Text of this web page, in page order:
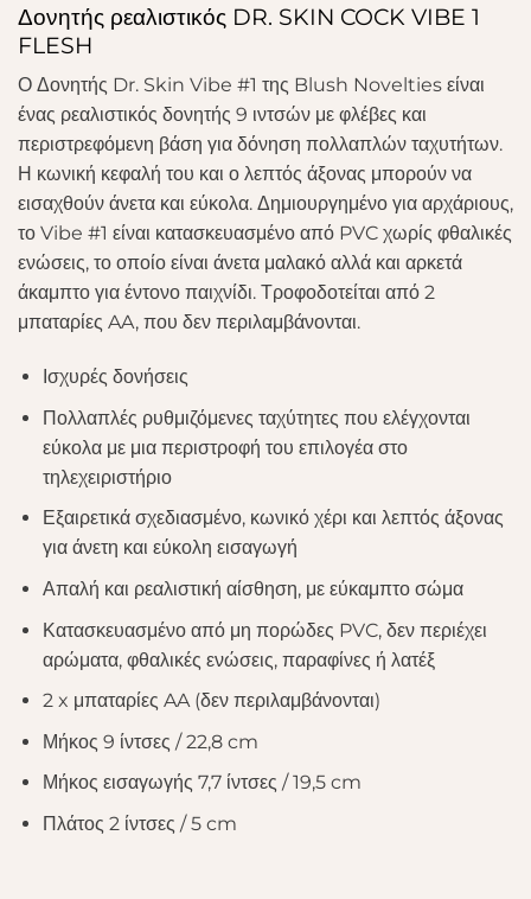
Δονητής ρεαλιστικός DR. SKIN COCK VIBE 1
FLESH
Ο Δονητής Dr. Skin Vibe #1 της Blush Novelties είναι
ένας ρεαλιστικός δονητής 9 ιντσών με φλέβες και
περιστρεφόμενη βάση για δόνηση πολλαπλών ταχυτήτων.
Η κωνική κεφαλή του και ο λεπτός άξονας μπορούν να
εισαχθούν άνετα και εύκολα. Δημιουργημένο για αρχάριους,
το Vibe #1 είναι κατασκευασμένο από PVC χωρίς φθαλικές
ενώσεις, το οποίο είναι άνετα μαλακό αλλά και αρκετά
άκαμπτο για έντονο παιχνίδι. Τροφοδοτείται από 2
μπαταρίες AA, που δεν περιλαμβάνονται.
Ισχυρές δονήσεις
Πολλαπλές ρυθμιζόμενες ταχύτητες που ελέγχονται
εύκολα με μια περιστροφή του επιλογέα στο
τηλεχειριστήριο
Εξαιρετικά σχεδιασμένο, κωνικό χέρι και λεπτός άξονας
για άνετη και εύκολη εισαγωγή
Απαλή και ρεαλιστική αίσθηση, με εύκαμπτο σώμα
Κατασκευασμένο από μη πορώδες PVC, δεν περιέχει
αρώματα, φθαλικές ενώσεις, παραφίνες ή λατέξ
2 x μπαταρίες AA (δεν περιλαμβάνονται)
Μήκος 9 ίντσες / 22,8 cm
Μήκος εισαγωγής 7,7 ίντσες / 19,5 cm
Πλάτος 2 ίντσες / 5 cm